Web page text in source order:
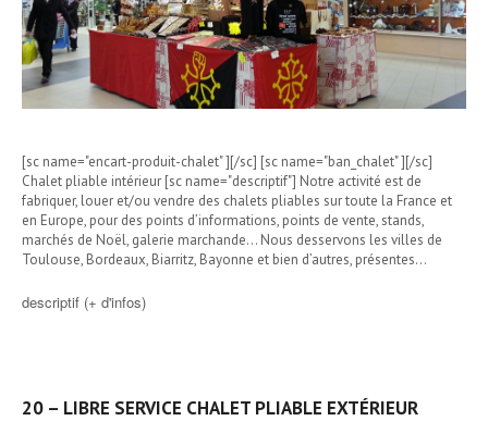
[sc name="encart-produit-chalet" ][/sc] [sc name="ban_chalet" ][/sc]
Chalet pliable intérieur [sc name="descriptif"] Notre activité est de
fabriquer, louer et/ou vendre des chalets pliables sur toute la France et
en Europe, pour des points d’informations, points de vente, stands,
marchés de Noël, galerie marchande… Nous desservons les villes de
Toulouse, Bordeaux, Biarritz, Bayonne et bien d’autres, présentes…
descriptif (+ d'infos)
20 – LIBRE SERVICE CHALET PLIABLE EXTÉRIEUR